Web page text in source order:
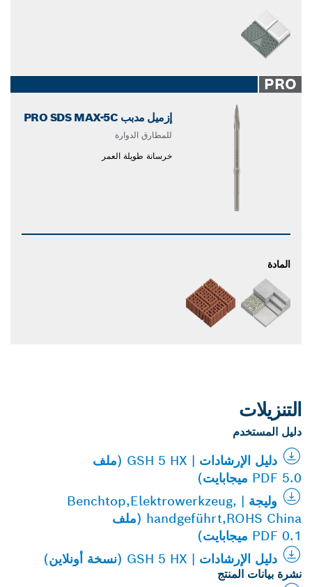
PRO
إزميل مدبب PRO SDS MAX-5C
للمطارق الدوارة
خرسانة طويلة العمر
المادة
التنزيلات
دليل المستخدم
دليل الإرشادات | GSH 5 HX (ملف
PDF 5.0 ميجابايت)
وليجة | Benchtop,Elektrowerkzeug,
handgeführt,ROHS China (ملف
PDF 0.1 ميجابايت)
دليل الإرشادات | GSH 5 HX (نسخة أونلاين)
نشرة بيانات المنتج